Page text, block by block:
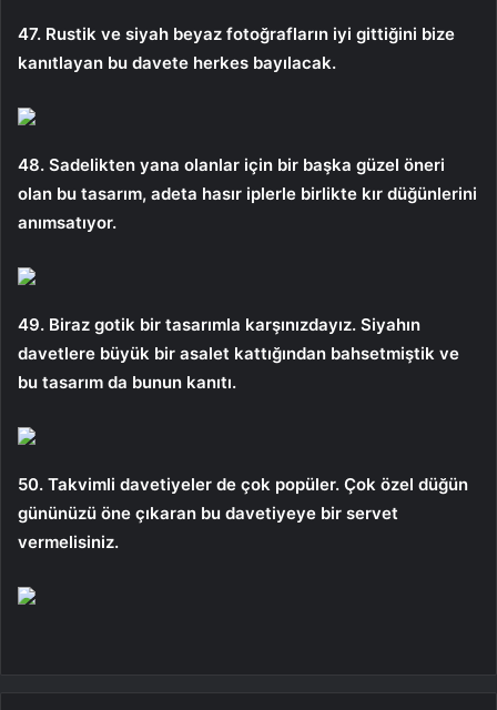
47. Rustik ve siyah beyaz fotoğrafların iyi gittiğini bize
kanıtlayan bu davete herkes bayılacak.
48. Sadelikten yana olanlar için bir başka güzel öneri
olan bu tasarım, adeta hasır iplerle birlikte kır düğünlerini
anımsatıyor.
49. Biraz gotik bir tasarımla karşınızdayız. Siyahın
davetlere büyük bir asalet kattığından bahsetmiştik ve
bu tasarım da bunun kanıtı.
50. Takvimli davetiyeler de çok popüler. Çok özel düğün
gününüzü öne çıkaran bu davetiyeye bir servet
vermelisiniz.